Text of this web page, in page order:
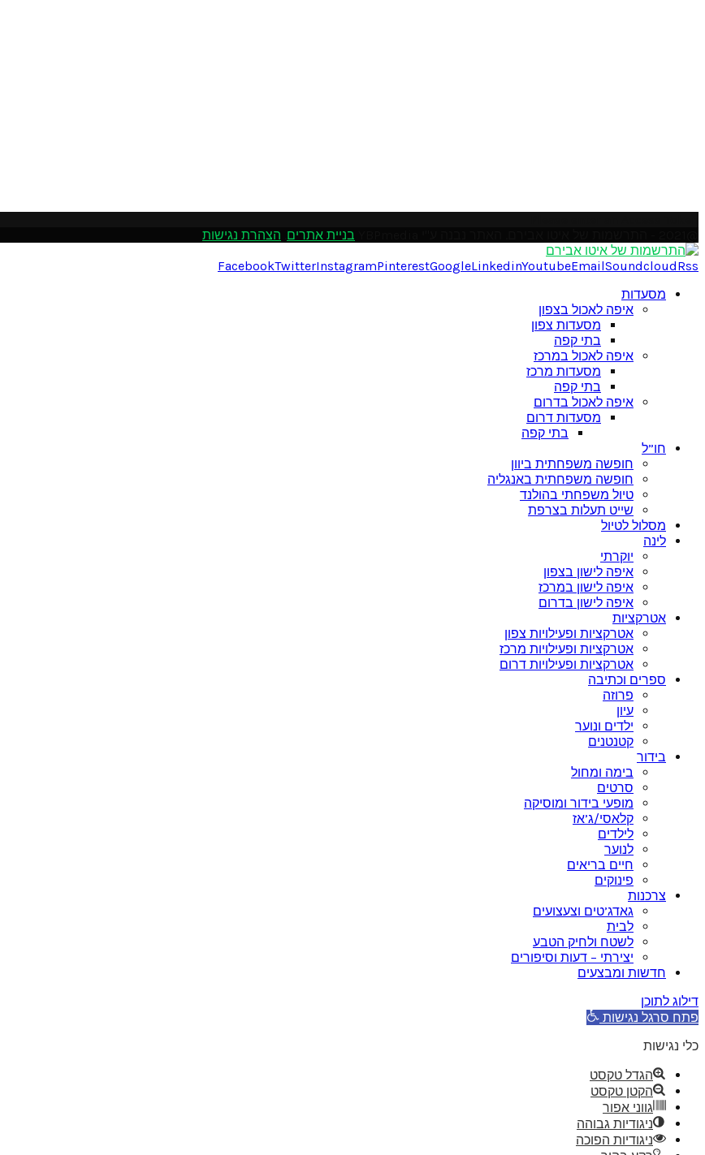
בניית אתרים הצהרת נגישות
FacebookTwitterInstagramPinterestGoogleLinkedinYoutubeEmailSoundcloudRss
מסעדות
איפה לאכול בצפון
מסעדות צפון
בתי קפה
איפה לאכול במרכז
מסעדות מרכז
בתי קפה
איפה לאכול בדרום
מסעדות דרום
בתי קפה
חו”ל
חופשה משפחתית ביוון
חופשה משפחתית באנגליה
טיול משפחתי בהולנד
שייט תעלות בצרפת
מסלול לטיול
לינה
יוקרתי
איפה לישון בצפון
איפה לישון במרכז
איפה לישון בדרום
אטרקציות
אטרקציות ופעילויות צפון
אטרקציות ופעילויות מרכז
אטרקציות ופעילויות דרום
ספרים וכתיבה
פרוזה
עיון
ילדים ונוער
קטנטנים
בידור
בימה ומחול
סרטים
מופעי בידור ומוסיקה
קלאסי/ג’אז
לילדים
לנוער
חיים בריאים
פינוקים
צרכנות
גאדג’טים וצעצועים
לבית
לשטח ולחיק הטבע
יצירתי – דעות וסיפורים
חדשות ומבצעים
דילוג לתוכן
פתח סרגל נגישות
כלי נגישות
הגדל טקסט
הקטן טקסט
גווני אפור
ניגודיות גבוהה
ניגודיות הפוכה